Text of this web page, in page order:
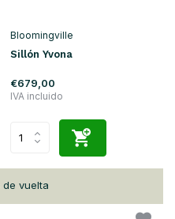
Bloomingville
Sillón Yvona
€679,00
IVA incluido
de vuelta